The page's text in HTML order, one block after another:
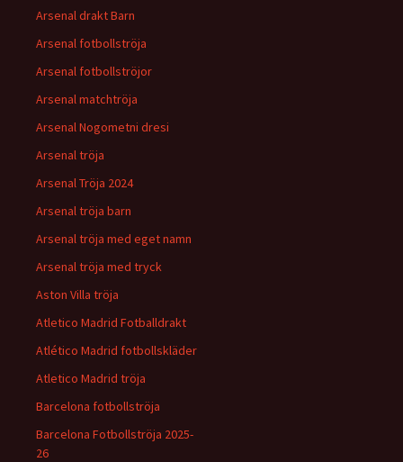
Arsenal drakt Barn
Arsenal fotbollströja
Arsenal fotbollströjor
Arsenal matchtröja
Arsenal Nogometni dresi
Arsenal tröja
Arsenal Tröja 2024
Arsenal tröja barn
Arsenal tröja med eget namn
Arsenal tröja med tryck
Aston Villa tröja
Atletico Madrid Fotballdrakt
Atlético Madrid fotbollskläder
Atletico Madrid tröja
Barcelona fotbollströja
Barcelona Fotbollströja 2025-
26